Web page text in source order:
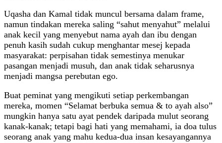
Uqasha dan Kamal tidak muncul bersama dalam frame,
namun tindakan mereka saling “sahut menyahut” melalui
anak kecil yang menyebut nama ayah dan ibu dengan
penuh kasih sudah cukup menghantar mesej kepada
masyarakat: perpisahan tidak semestinya menukar
pasangan menjadi musuh, dan anak tidak seharusnya
menjadi mangsa perebutan ego.
Buat peminat yang mengikuti setiap perkembangan
mereka, momen “Selamat berbuka semua & to ayah also”
mungkin hanya satu ayat pendek daripada mulut seorang
kanak‑kanak; tetapi bagi hati yang memahami, ia doa tulus
seorang anak yang mahu kedua‑dua insan kesayangannya